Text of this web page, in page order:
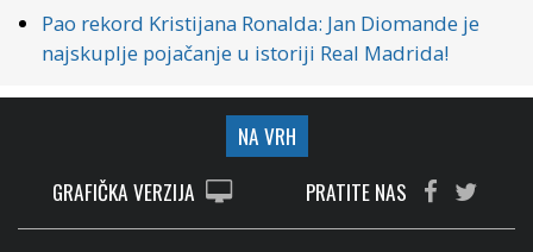
Pao rekord Kristijana Ronalda: Jan Diomande je
najskuplje pojačanje u istoriji Real Madrida!
NA VRH
GRAFIČKA VERZIJA
PRATITE NAS